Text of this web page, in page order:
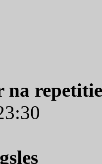
na repetitie